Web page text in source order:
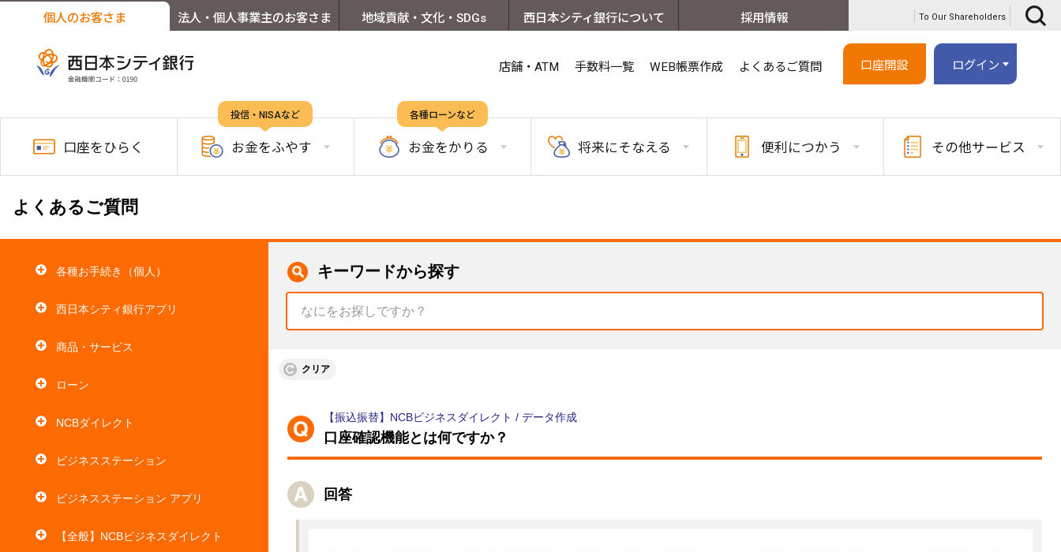
個人のお客さま 法人・個人事業主のお客さま 地域貢献・文化・SDGs 西日本シティ銀行について 採用情報 To Our Shareholders
店舗・ATM 手数料一覧 WEB帳票作成 よくあるご質問 口座開設 ログイン
口座を ひらく
投信・NISAなど
お金をふやす
各種ローンなど
お金をかりる 将来にそなえる 便利につかう その他サービス
よくあるご質問
各種お手続き（個人）
西日本シティ銀行アプリ
商品・サービス
ローン
NCBダイレクト
ビジネスステーション
ビジネスステーション アプリ
【全般】NCBビジネスダイレクト
キーワードから探す
クリア
【振込振替】NCBビジネスダイレクト / データ作成
口座確認機能とは何ですか？
回答